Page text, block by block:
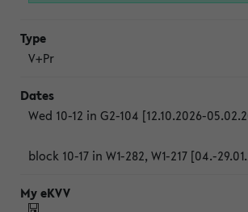
V+Pr
Wed 10-12 in G2-104 [12.10.2026-
block 10-17 in W1-282, W1-217 [04.-